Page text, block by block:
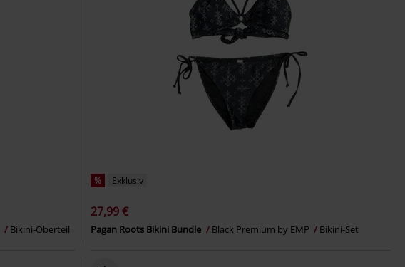
Bikini-Oberteil
% Exklusiv
27,99 €
Pagan Roots Bikini Bundle Black Premium by EMP Bikini-Set